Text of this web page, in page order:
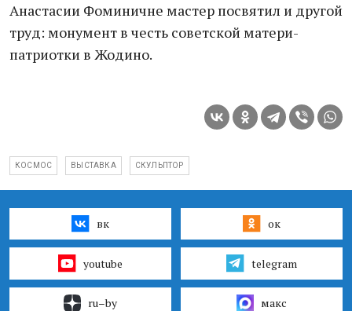
Анастасии Фоминичне мастер посвятил и другой
труд: монумент в честь советской матери-
патриотки в Жодино.
КОСМОС ВЫСТАВКА СКУЛЬПТОР
вк ок
youtube telegram
ru–by макс